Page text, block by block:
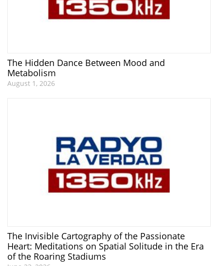
The Hidden Dance Between Mood and
Metabolism
August 1, 2026
The Invisible Cartography of the Passionate
Heart: Meditations on Spatial Solitude in the Era
of the Roaring Stadiums